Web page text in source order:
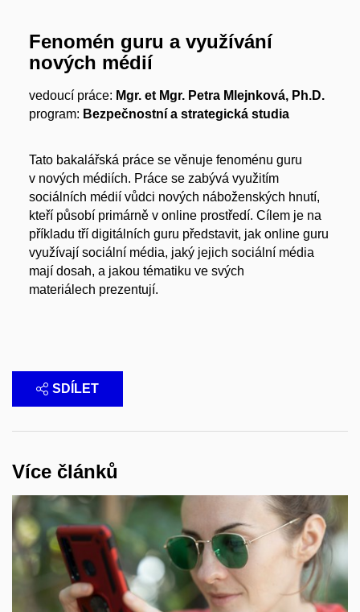
Fenomén guru a využívání
nových médií
vedoucí práce: Mgr. et Mgr. Petra Mlejnková, Ph.D.
program: Bezpečnostní a strategická studia
Tato bakalářská práce se věnuje fenoménu guru
v nových médiích. Práce se zabývá využitím
sociálních médií vůdci nových náboženských hnutí,
kteří působí primárně v online prostředí. Cílem je na
příkladu tří digitálních guru představit, jak online guru
využívají sociální média, jaký jejich sociální média
mají dosah, a jakou tématiku ve svých
materiálech prezentují.
SDÍLET
Více článků